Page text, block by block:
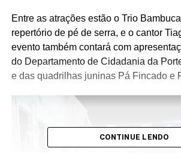
Entre as atrações estão o Trio
repertório de pé de serra, e o cantor
evento também contará com
do Departamento de Cidadania da
e das quadrilhas juninas Pá Fincado e
CONTINUE LENDO